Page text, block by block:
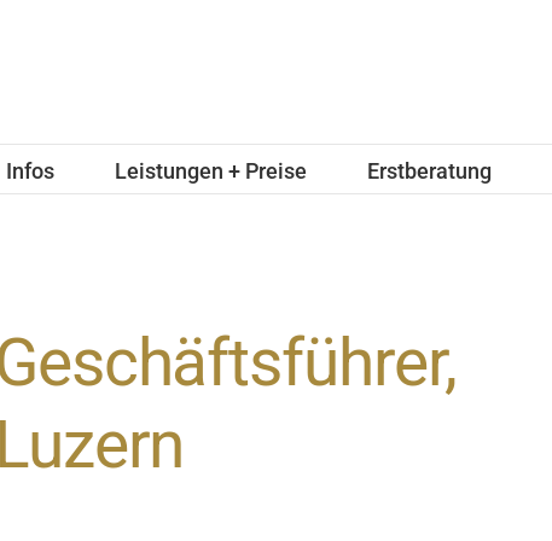
Infos Leistungen + Preise Erstberatung
Luzern